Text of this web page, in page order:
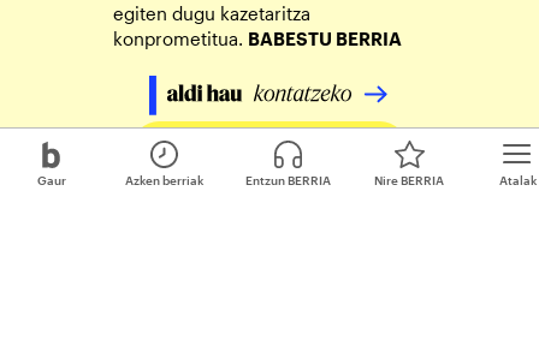
Gaur Atalak
Azken berriak Entzun BERRIA Nire BERRIA
egiten dugu kazetaritza
konprometitua. BABESTU BERRIA
Egin zure ekarpena